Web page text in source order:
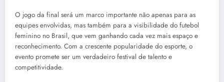
O jogo da final será um marco importante não apenas para as
equipes envolvidas, mas também para a visibilidade do futebol
feminino no Brasil, que vem ganhando cada vez mais espaço e
reconhecimento. Com a crescente popularidade do esporte, o
evento promete ser um verdadeiro festival de talento e
competitividade.